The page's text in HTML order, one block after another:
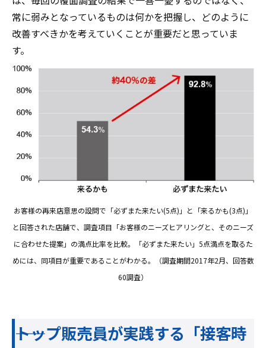
常に弱みとなっているものは何かを把握し、どのように
改善すべきかを考えていくことが重要だと思っていま
す。
お客様の再来店意思の設問で「必ずまた来たい(5点)」と「来るかも(3点)」
と回答された店舗で、調査項目「お客様のニーズヒアリングと、そのニーズ
に合わせた提案」の満点比率を比較。「必ずまた来たい」5点満点を取るた
めには、同項目が重要であることがわかる。（調査期間2017年2月、回答数
60調査）
――トップ販売員が実践する「接客時